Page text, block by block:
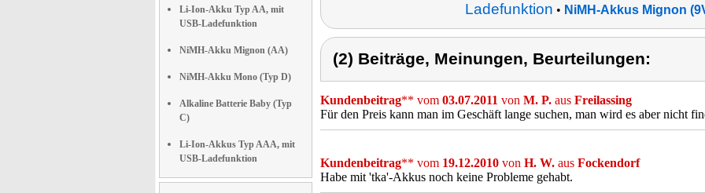
Li-Ion-Akku Typ AA, mit
USB-Ladefunktion
NiMH-Akku Mignon (AA)
NiMH-Akku Mono (Typ D)
Alkaline Batterie Baby (Typ
C)
Li-Ion-Akkus Typ AAA, mit
USB-Ladefunktion
Ladefunktion • NiMH-Akkus Mignon
(2) Beiträge, Meinungen, Beurteilungen:
Kundenbeitrag** vom 03.07.2011 von M. P. aus Freilassing
Für den Preis kann man im Geschäft lange suchen, man wird es aber nicht
Kundenbeitrag** vom 19.12.2010 von H. W. aus Fockendorf
Habe mit 'tka'-Akkus noch keine Probleme gehabt.